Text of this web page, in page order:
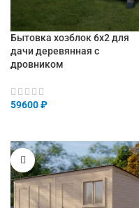
Бытовка хозблок 6х2 для
дачи деревянная с
дровником
59600₽